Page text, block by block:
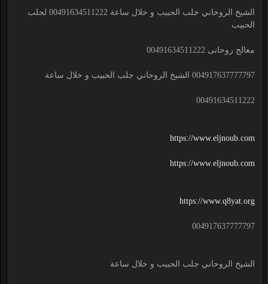
الشيخ الروحاني جلب الحبيب و خلال ساعة 00491634511222 لجلب
الحبيب
معالج روحانى 00491634511222
004917637777797 الشيخ الروحاني جلب الحبيب و خلال ساعة
00491634511222
https://www.eljnoub.com
https://www.eljnoub.com
https://www.q8yat.org
004917637777797
الشيخ الروحاني جلب الحبيب و خلال ساعة